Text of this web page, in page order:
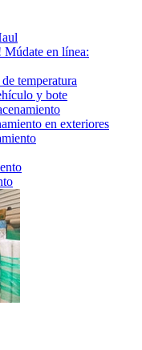
Múdate en línea:
temperatura
y bote
en exteriores